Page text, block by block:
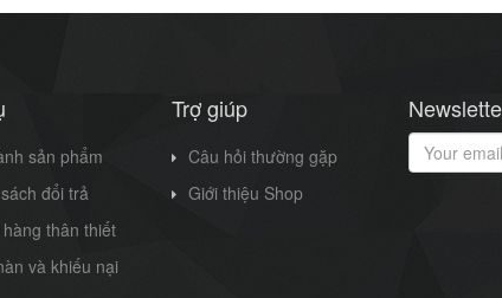
sản phẩm
đổi trả
hàng thân thiết
và khiếu nại
Trợ giúp
Câu hỏi thường gặp
Giới thiệu Shop